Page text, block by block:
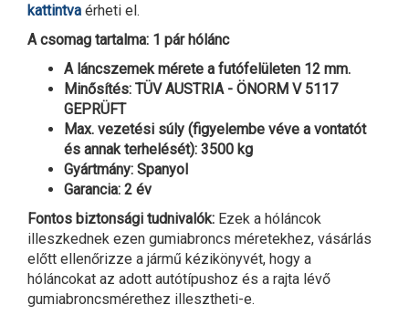
kattintva érheti el.
A csomag tartalma: 1 pár hólánc
A láncszemek mérete a futófelületen 12 mm.
Minősítés: TÜV AUSTRIA - ÖNORM V 5117
GEPRÜFT
Max. vezetési súly (figyelembe véve a vontatót
és annak terhelését): 3500 kg
Gyártmány: Spanyol
Garancia: 2 év
Fontos biztonsági tudnivalók: Ezek a hóláncok
illeszkednek ezen gumiabroncs méretekhez, vásárlás
előtt ellenőrizze a jármű kézikönyvét, hogy a
hóláncokat az adott autótípushoz és a rajta lévő
gumiabroncsmérethez illesztheti-e.